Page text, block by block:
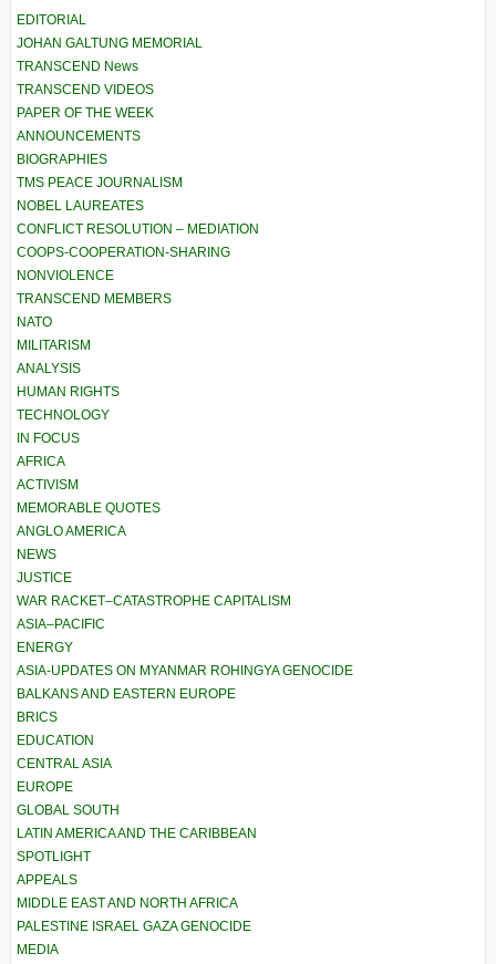
EDITORIAL
JOHAN GALTUNG MEMORIAL
TRANSCEND News
TRANSCEND VIDEOS
PAPER OF THE WEEK
ANNOUNCEMENTS
BIOGRAPHIES
TMS PEACE JOURNALISM
NOBEL LAUREATES
CONFLICT RESOLUTION – MEDIATION
COOPS-COOPERATION-SHARING
NONVIOLENCE
TRANSCEND MEMBERS
NATO
MILITARISM
ANALYSIS
HUMAN RIGHTS
TECHNOLOGY
IN FOCUS
AFRICA
ACTIVISM
MEMORABLE QUOTES
ANGLO AMERICA
NEWS
JUSTICE
WAR RACKET–CATASTROPHE CAPITALISM
ASIA–PACIFIC
ENERGY
ASIA-UPDATES ON MYANMAR ROHINGYA GENOCIDE
BALKANS AND EASTERN EUROPE
BRICS
EDUCATION
CENTRAL ASIA
EUROPE
GLOBAL SOUTH
LATIN AMERICA AND THE CARIBBEAN
SPOTLIGHT
APPEALS
MIDDLE EAST AND NORTH AFRICA
PALESTINE ISRAEL GAZA GENOCIDE
MEDIA